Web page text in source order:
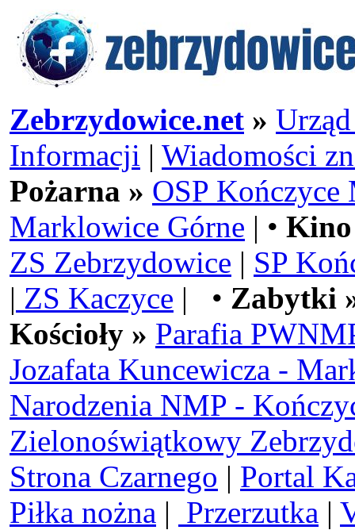
Zebrzydowice.net »
Informacji | Wiadomości
Pożarna » OSP Kończyce
Marklowice Górne | •
ZS Zebrzydowice | SP
| ZS Kaczyce | • Zabytki
Kościoły » Parafia
Jozafata Kuncewicza -
Narodzenia NMP -
Zielonoświątkowy
Strona Czarnego | Portal
Piłka nożna | Przerzutka |